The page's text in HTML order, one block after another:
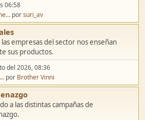
06:58
porsuri_av
empresas del sector nos enseñan
sus productos.
del 2026, 08:36
por Brother Vinni
a las distintas campañas de